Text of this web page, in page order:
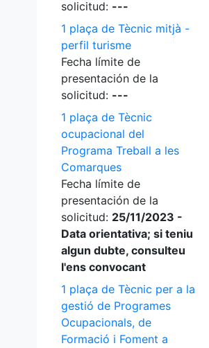
solicitud: ---
1 plaça de Tècnic mitjà -
perfil turisme
Fecha límite de
presentación de la
solicitud: ---
1 plaça de Tècnic
ocupacional del
Programa Treball a les
Comarques
Fecha límite de
presentación de la
solicitud: 25/11/2023 -
Data orientativa; si teniu
algun dubte, consulteu
l'ens convocant
1 plaça de Tècnic per a la
gestió de Programes
Ocupacionals, de
Formació i Foment a